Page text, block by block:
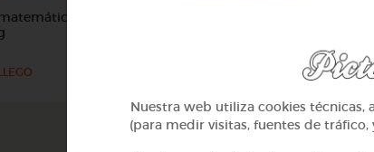
Nuestra web utiliza cookies técnicas,
(para medir visitas, fuentes de